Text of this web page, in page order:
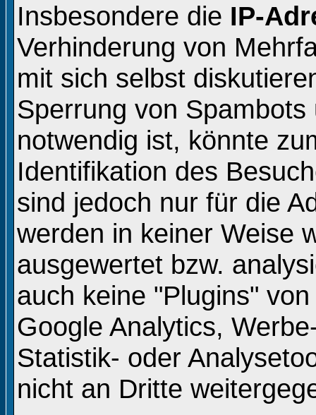
Insbesondere die IP-
Verhinderung von
mit sich selbst
Sperrung von
notwendig ist, könnte
Identifikation des
sind jedoch nur für die
werden in keiner Weise
ausgewertet bzw.
auch keine "Plugins"
Google Analytics,
Statistik- oder
nicht an Dritte